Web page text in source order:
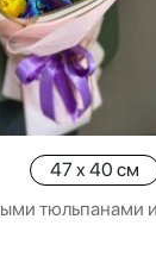
47 x 40 см
тюльпанами и